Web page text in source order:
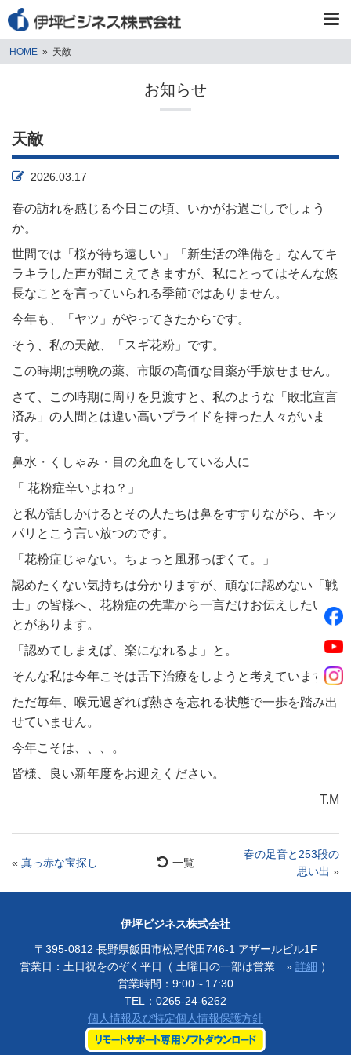
HOME » 天敵
お知らせ
天敵
2026.03.17
春の訪れを感じる今日この頃、いかがお過ごしでしょう
か。
世間では「桜が待ち遠しい」「新生活の準備を」なんてキ
ラキラした声が聞こえてきますが、私にとってはそんな悠
長なことを言っていられる季節ではありません。
今年も、「ヤツ」がやってきたからです。
そう、私の天敵、「スギ花粉」です。
この時期は朝晩の薬、市販の高価な目薬が手放せません。
さて、この時期に周りを見渡すと、私のような「敗北宣言
済み」の人間とは違い高いプライドを持った人々がいま
す。
鼻水・くしゃみ・目の充血をしている人に
「 花粉症辛いよね？」
と私が話しかけるとその人たちは鼻をすすりながら、キッ
パリとこう言い放つのです。
「花粉症じゃない。ちょっと風邪っぽくて。」
認めたくない気持ちは分かりますが、頑なに認めない「戦
士」の皆様へ、花粉症の先輩から一言だけお伝えしたいこ
とがあります。
「認めてしまえば、楽になれるよ」と。
そんな私は今年こそは舌下治療をしようと考えています。
ただ毎年、喉元過ぎれば熱さを忘れる状態で一歩を踏み出
せていません。
今年こそは、、、。
皆様、良い新年度をお迎えください。
T.M
« 真っ赤な宝探し 一覧
春の足音と253段の
思い出 »
伊坪ビジネス株式会社
〒395-0812 長野県飯田市松尾代田746-1 アザールビル1F
営業日：土日祝をのぞく平日（ 土曜日の一部は営業 » 詳細 ）
営業時間：9:00～17:30
TEL： 0265-24-6262
個人情報及び特定個人情報保護方針